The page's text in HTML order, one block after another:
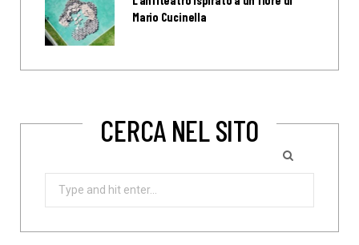
Mario Cucinella
CERCA NEL SITO
Search